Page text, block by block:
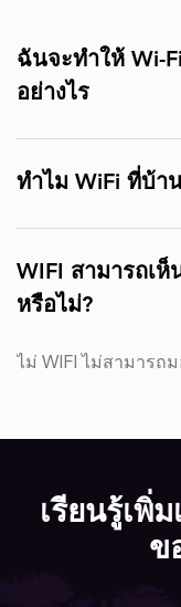
ฉันจะทำให้ Wi-
อย่างไร
ทำไม WiFi ที่บ้า
WIFI สามารถเ
หรือไม่?
ไม่ WIFI ไม่สามารถ
เรียนรู้เพิ่
ข